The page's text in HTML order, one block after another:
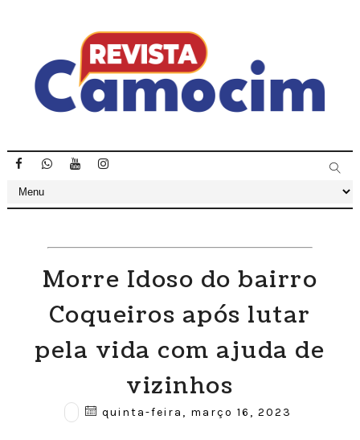
Morre Idoso do bairro
Coqueiros após lutar
pela vida com ajuda de
vizinhos
quinta-feira, março 16, 2023